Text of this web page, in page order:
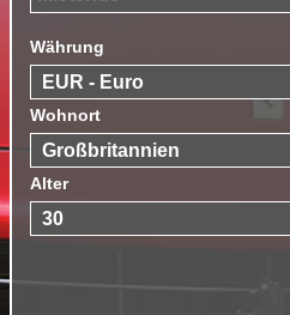
Währung
Wohnort
Alter